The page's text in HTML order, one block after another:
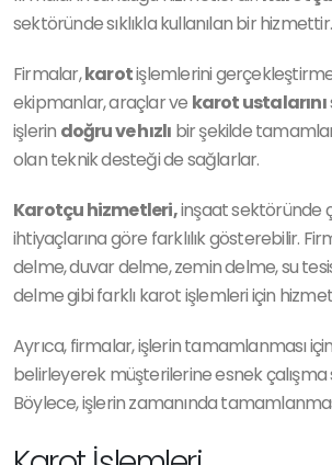
sektöründe sıklıkla kullanılan bir hizmettir.
Firmalar,karotişlemlerini
ekipmanlar, araçlar ve karot ustalarını
işlerin doğru ve hızlı bir şekilde
olan teknik desteği de sağlarlar.
Karotçu hizmetleri,inşaat sektöründe
ihtiyaçlarına göre farklılık gösterebilir.
delme, duvar delme, zemin delme, su
delme gibi farklı karot işlemleri için
Ayrıca, firmalar, işlerin tamamlanması
belirleyerek müşterilerine esnek
Böylece, işlerin zamanında